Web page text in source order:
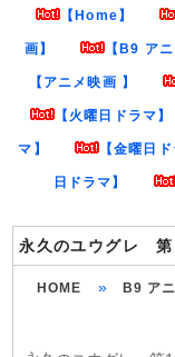
【Home】
画】 【B9 アニ
【アニメ映画 】
【火曜日ドラマ】
マ】 【金曜日ド
日ドラマ】
永久のユウグレ
HOME » B9 ア